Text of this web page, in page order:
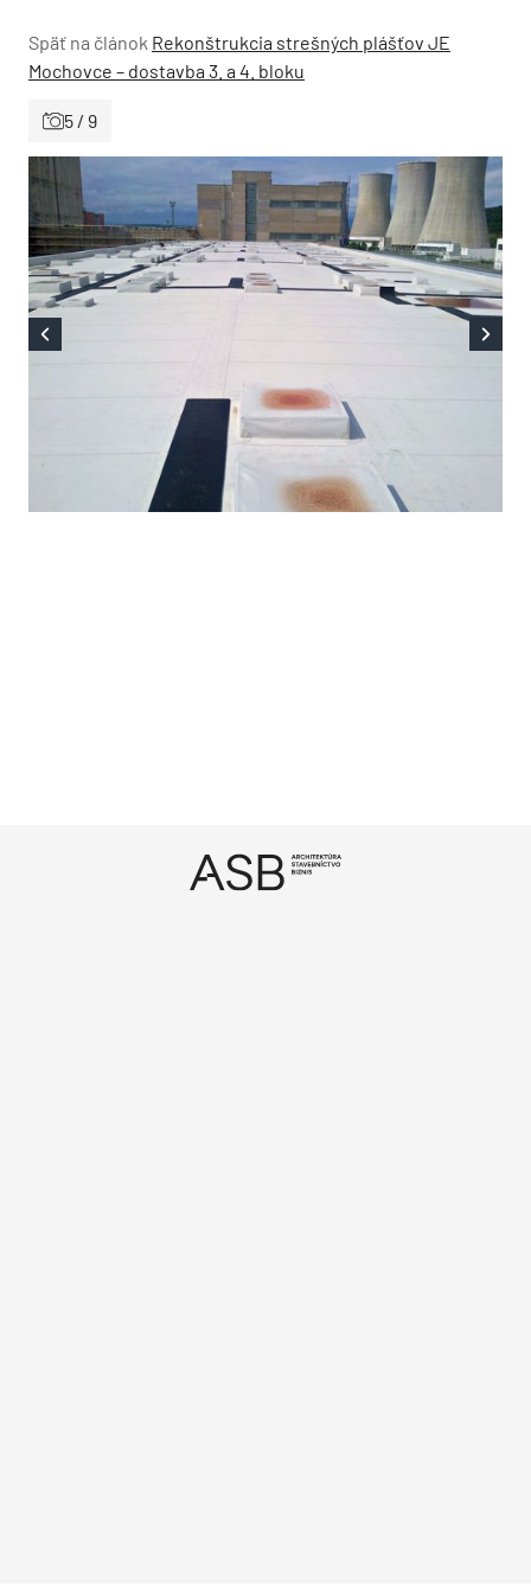
Späť na článok Rekonštrukcia strešných plášťov JE
Mochovce – dostavba 3. a 4. bloku
5 / 9